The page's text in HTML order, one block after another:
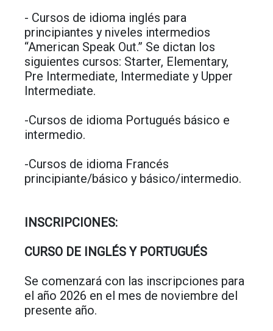
- Cursos de idioma inglés para
principiantes y niveles intermedios
“American Speak Out.” Se dictan los
siguientes cursos: Starter, Elementary,
Pre Intermediate, Intermediate y Upper
Intermediate.
-Cursos de idioma Portugués básico e
intermedio.
-Cursos de idioma Francés
principiante/básico y básico/intermedio.
INSCRIPCIONES:
CURSO DE INGLÉS Y PORTUGUÉS
Se comenzará con las inscripciones para
el año 2026 en el mes de noviembre del
presente año.